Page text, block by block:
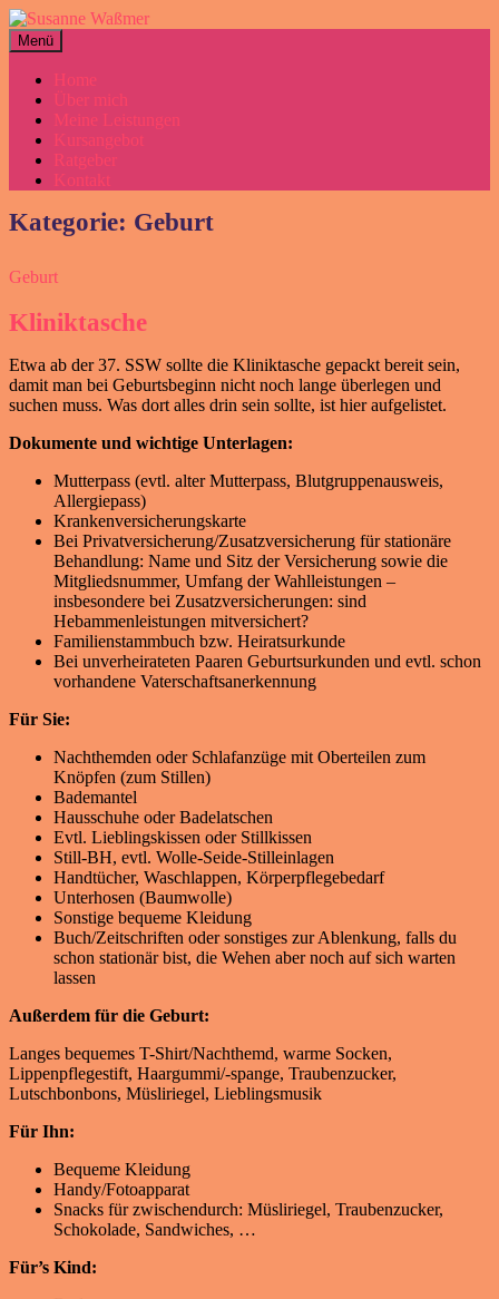
Zum
Inhalt
springen
Susanne Waßmer
Hebamme
Menü
Home
Über mich
Meine Leistungen
Kursangebot
Ratgeber
Kontakt
Kategorie: Geburt
Geburt
Kliniktasche
Etwa ab der 37. SSW sollte die Kliniktasche gepackt bereit sein,
damit man bei Geburtsbeginn nicht noch lange überlegen und
suchen muss. Was dort alles drin sein sollte, ist hier aufgelistet.
Dokumente und wichtige Unterlagen:
Mutterpass (evtl. alter Mutterpass, Blutgruppenausweis,
Allergiepass)
Krankenversicherungskarte
Bei Privatversicherung/Zusatzversicherung für stationäre
Behandlung: Name und Sitz der Versicherung sowie die
Mitgliedsnummer, Umfang der Wahlleistungen –
insbesondere bei Zusatzversicherungen: sind
Hebammenleistungen mitversichert?
Familienstammbuch bzw. Heiratsurkunde
Bei unverheirateten Paaren Geburtsurkunden und evtl. schon
vorhandene Vaterschaftsanerkennung
Für Sie:
Nachthemden oder Schlafanzüge mit Oberteilen zum
Knöpfen (zum Stillen)
Bademantel
Hausschuhe oder Badelatschen
Evtl. Lieblingskissen oder Stillkissen
Still-BH, evtl. Wolle-Seide-Stilleinlagen
Handtücher, Waschlappen, Körperpflegebedarf
Unterhosen (Baumwolle)
Sonstige bequeme Kleidung
Buch/Zeitschriften oder sonstiges zur Ablenkung, falls du
schon stationär bist, die Wehen aber noch auf sich warten
lassen
Außerdem für die Geburt:
Langes bequemes T-Shirt/Nachthemd, warme Socken,
Lippenpflegestift, Haargummi/-spange, Traubenzucker,
Lutschbonbons, Müsliriegel, Lieblingsmusik
Für Ihn:
Bequeme Kleidung
Handy/Fotoapparat
Snacks für zwischendurch: Müsliriegel, Traubenzucker,
Schokolade, Sandwiches, …
Für’s Kind: